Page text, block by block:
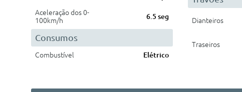
Aceleração dos 0-
100km/h
6.5 seg
Consumos
Combustível Elétrico
Dianteiros
Traseiros